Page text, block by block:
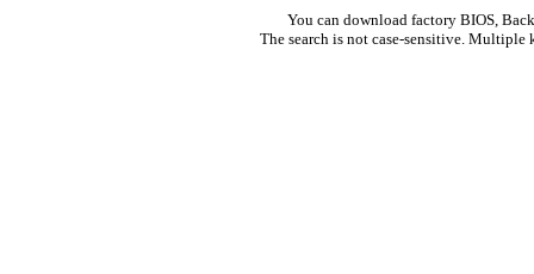
You can download factory BIOS,
The search is not case-sensitive. Multiple